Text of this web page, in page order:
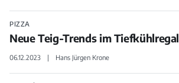
PIZZA
Neue Teig-Trends im Tiefkühlregal
06.12.2023 Hans Jürgen Krone